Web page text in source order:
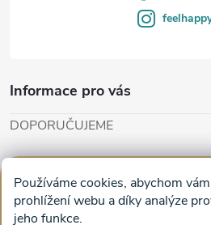
Používáme cookies, abychom
prohlížení webu a díky analýze
jeho funkce.
Informace pro vás
DOPORUČUJEME
Obrazy na plátně na zeď a stěnu do
Facebook